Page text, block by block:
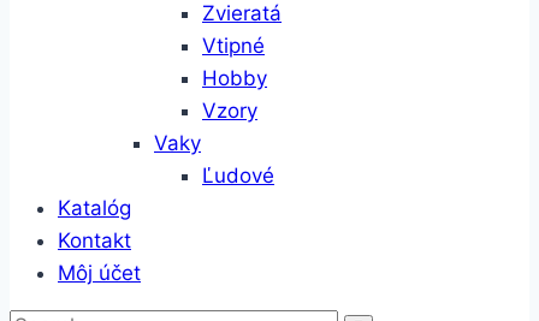
Zvieratá
Vtipné
Hobby
Vzory
Vaky
Ľudové
Katalóg
Kontakt
Môj účet